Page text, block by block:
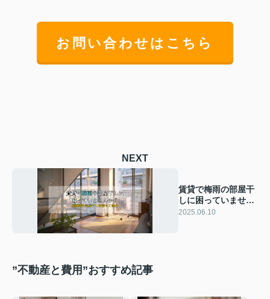
お問い合わせはこちら
NEXT
賃貸で梅雨の部屋干
しに困っていません
か？ 梅雨時の部屋干
2025.06.10
”不動産と費用”おすすめ記事